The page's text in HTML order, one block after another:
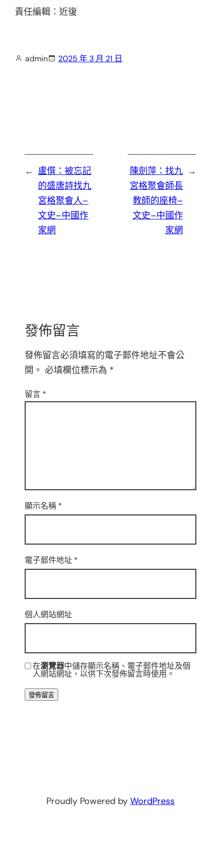
責任編輯：近復
admin 2025 年 3 月 21 日
← 盧僎：被忘記
的盛唐詩找九
宮格聚會人–
文史–中國作
家網
→
陳劍萍：找九
宮格聚會師長
教師的座椅–
文史–中國作
家網
發佈留言
發佈留言必須填寫的電子郵件地址不會公
開。 必填欄位標示為 *
留言 *
顯示名稱 *
電子郵件地址 *
個人網站網址
在瀏覽器中儲存顯示名稱、電子郵件地址及個
人網站網址，以供下次發佈留言時使用。
Proudly Powered by WordPress